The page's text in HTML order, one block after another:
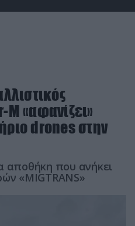
«αφανίζει»
drones στην
αποθήκη που ανήκει
«MIGTRANS»